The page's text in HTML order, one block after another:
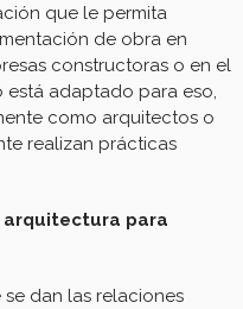
que le permita
de obra en
constructoras o en el
está adaptado para eso,
como arquitectos o
realizan prácticas
arquitectura para
dan las relaciones